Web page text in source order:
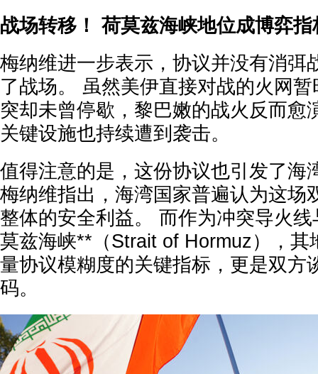
战场转移！ 荷莫兹海峡地位成博弈指
梅纳维进一步表示，协议并没有消弭
了战场。 虽然美伊直接对战的火网
突却未曾停歇，黎巴嫩的战火反而愈
关键设施也持续遭到袭击。
值得注意的是，这份协议也引发了海
梅纳维指出，海湾国家普遍认为这场
整体的安全利益。 而作为冲突导火
莫兹海峡**（Strait of Hormuz），其
量协议模糊度的关键指标，更是双方
码。